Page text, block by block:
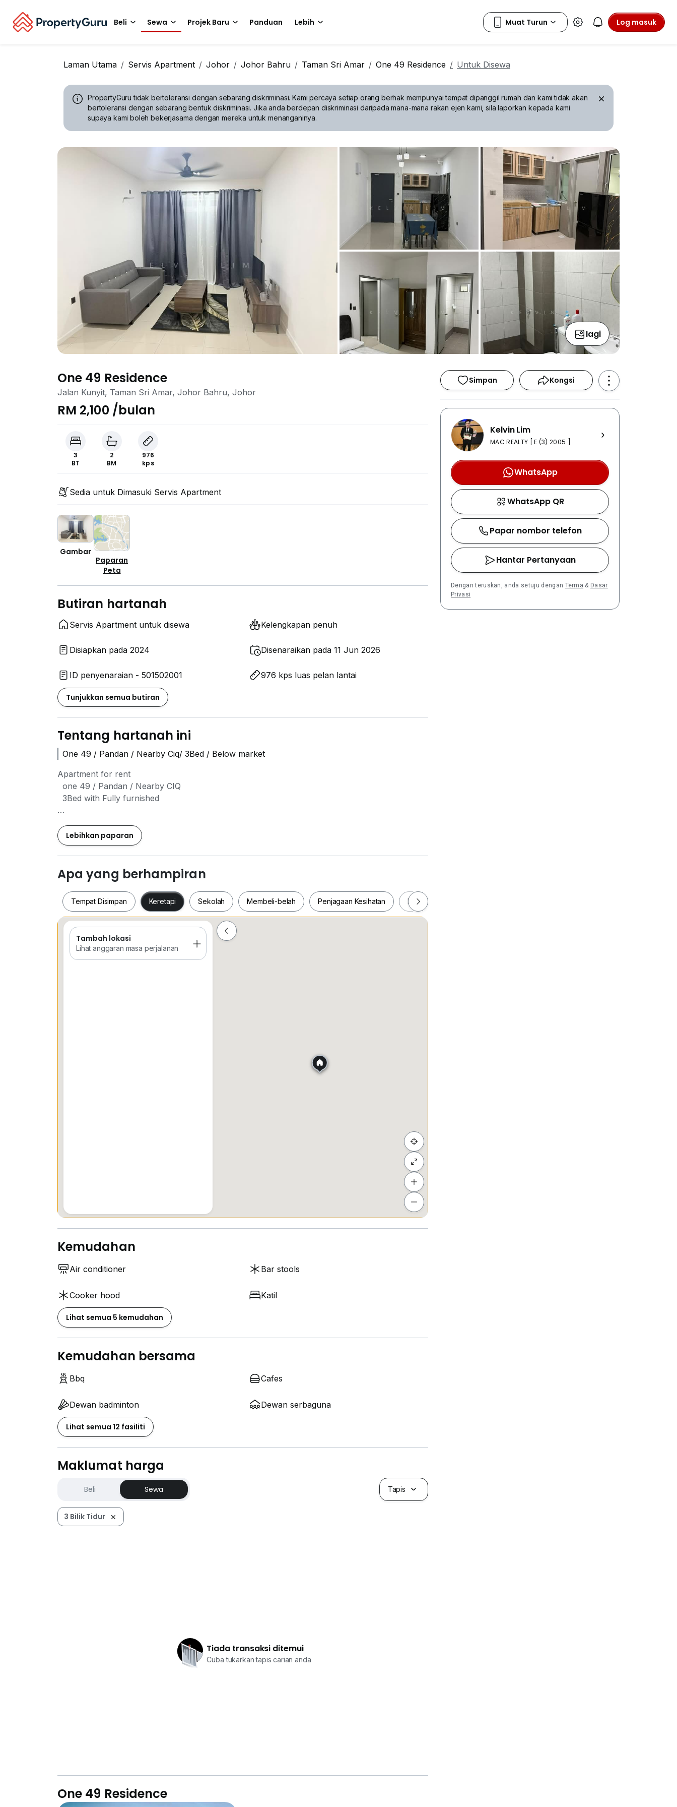
Beli Sewa Projek Baru Panduan Lebih Log masuk
Laman Utama Servis Apartment Johor Johor Bahru Taman Sri Amar One 49 Residence Untuk Disewa
PropertyGuru tidak bertoleransi dengan sebarang diskriminasi.Kami percaya setiap orang berhak mempunyai tempat dipanggil rumah dan kami tidak akan
bertoleransi dengan sebarang bentuk diskriminasi. Jika anda berdepan diskriminasi daripada mana-mana rakan ejen kami, sila laporkan kepada kami
supaya kami boleh bekerjasama dengan mereka untuk menanganinya.
lagi
One 49 Residence
Jalan Kunyit, Taman Sri Amar, Johor Bahru, Johor
RM 2,100 /bulan
3
BT
2
BM
976
kps
Sedia untuk Dimasuki Servis Apartment
Gambar
Paparan
Peta
Butiran hartanah
Servis Apartment untuk disewa Kelengkapan penuh
Disiapkan pada 2024 Disenaraikan pada 11 Jun 2026
ID penyenaraian - 501502001 976 kps luas pelan lantai
Tunjukkan semua butiran
Tentang hartanah ini
One 49 / Pandan / Nearby Ciq/ 3Bed / Below market
Apartment for rent
one 49 / Pandan / Nearby CIQ
3Bed with Fully furnished
Booking fee 500
Pls contact me for more details
Lebihkan paparan
Apa yang berhampiran
Tempat Disimpan Keretapi Sekolah Membeli-belah Penjagaan Kesihatan Makanan & Minuman
Tempat Disimpan Sekolah
Tambah lokasi
Lihat anggaran masa perjalanan
Kemudahan
Air conditioner Bar stools
Cooker hood Katil
Lihat semua 5 kemudahan
Kemudahan bersama
Bbq Cafes
Dewan badminton Dewan serbaguna
Lihat semua 12 fasiliti
Maklumat harga
Beli Sewa Tapis
3 Bilik Tidur
Tiada transaksi ditemui
Cuba tukarkan tapis carian anda
One 49 Residence
Simpan Kongsi
Kelvin Lim
MAC REALTY [ E (3) 2005 ]
WhatsApp
WhatsApp QR
Papar nombor telefon
Hantar Pertanyaan
Dengan teruskan, anda setuju dengan Terma & Dasar
Privasi